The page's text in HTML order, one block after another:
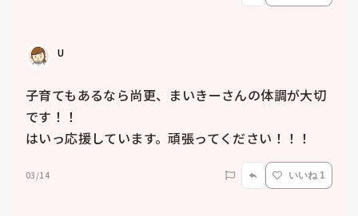
U
子育てもあるなら尚更、まいきーさんの体調が大切
です！！
はいっ応援しています。頑張ってください！！！
03/14 いいね 1